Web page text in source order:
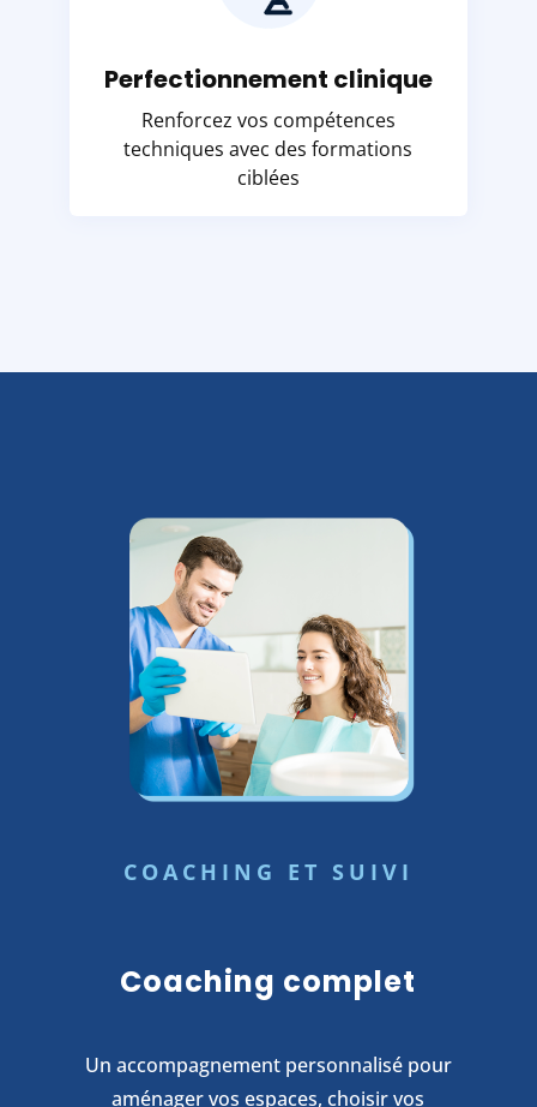
Perfectionnement clinique
Renforcez vos compétences
techniques avec des formations
ciblées
COACHING ET SUIVI
Coaching complet
Un accompagnement personnalisé pour
aménager vos espaces, choisir vos